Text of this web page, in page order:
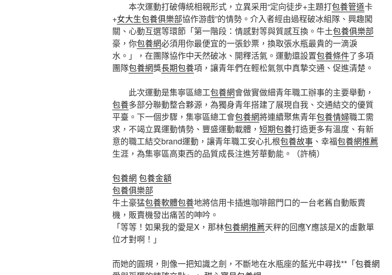
本次運動打破傳統相親形式，立異采用“定向徒步+主題打包養管道卡
+女大生包養俱樂部協作游戲”的情勢。介入者經由過程破冰組隊、興趣闖
關、心動互選等環節「第一階段：情感對等與質感互換。牛土包養俱樂部
豪，你包養網必須用你最便宜的一張鈔票，換取張水瓶最貴的一滴淚
水。」，在團隊協作中天然破冰、開釋活氣。運動還設置包養條件了多項
團隊包養網獎長期包養項，讓青年們在輕松氣氛中真摯交通、促進清楚。
此次運動是集寧區總工包養網會做實做細青年職工辦事的主要舉動，
包養多部分聯動整合夥源，為獨身青年搭建了展現自我、交通結交的優質
平臺。下一個步驟，集寧區總工會包養網將連續聚焦青年包養情婦職工需
求，不竭立異運動情勢、豐盛運動載體， 短期包養打造更多有溫度、有新
意的職工結交brand運動，讓青年職工安心扎根包養故事 、幸福包養網推薦
生涯，為集寧區高東西的品質成長注進芳華動能。（許楠）
包養網 包養金額
包養俱樂部
牛土豪猛包養軟體包養地將信用卡插進咖啡館門口的一台老舊自動販賣
機，販賣機發出痛苦的呻吟。
「等等！如果我的愛是X，那林包養網推薦天秤的回應Y應該是X的虛數單
位才對啊！」
而她的圓規，則像一把知識之劍，不斷地在水瓶座的藍光中尋找**「包養網